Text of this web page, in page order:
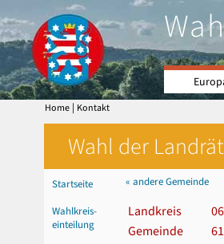
Home | Kontakt
Wahl der
Startseite
Wahlkreis-
einteilung
« andere Gemeinde
Landkreis
Gemeinde